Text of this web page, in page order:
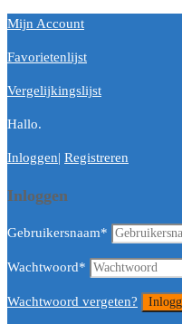
Mijn Account
Favorietenlijst
Vergelijkingslijst
Hallo.
Inloggen| Registreren
Inloggen
Gebruikersnaam*
Wachtwoord*
Wachtwoord vergeten?